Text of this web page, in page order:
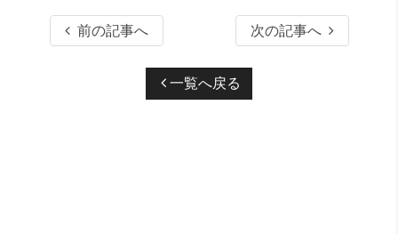
前の記事へ 次の記事へ
一覧へ戻る